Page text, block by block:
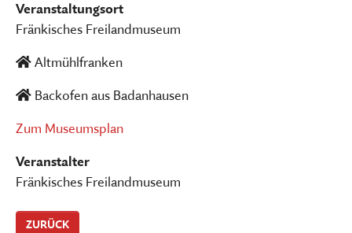
Veranstaltungsort
Fränkisches Freilandmuseum
Altmühlfranken
Backofen aus Badanhausen
Zum Museumsplan
Veranstalter
Fränkisches Freilandmuseum
ZURÜCK